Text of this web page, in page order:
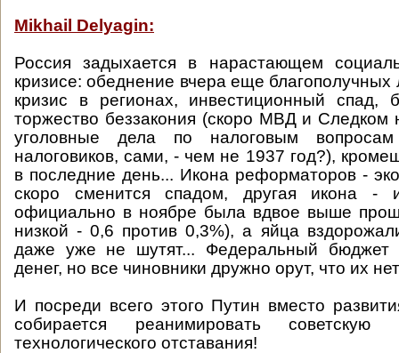
Mikhail Delyagin:
Россия задыхается в нарастающем
кризисе: обеднение вчера еще
кризис в регионах, инвестиционный спад,
торжество беззакония (скоро МВД и Следком
уголовные дела по налоговым
налоговиков, сами, - чем не 1937 год?),
в последние день... Икона реформаторов -
скоро сменится спадом, другая икона -
официально в ноябре была вдвое выше
низкой - 0,6 против 0,3%), а яйца
даже уже не шутят... Федеральный бюджет
денег, но все чиновники дружно орут, что их
И посреди всего этого Путин вместо
собирается реанимировать советскую
технологического отставания!